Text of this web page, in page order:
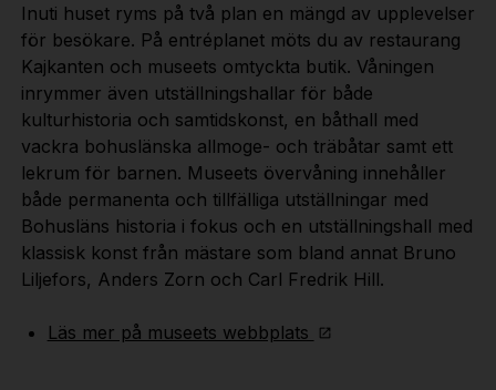
Inuti huset ryms på två plan en mängd av upplevelser
för besökare. På entréplanet möts du av restaurang
Kajkanten och museets omtyckta butik. Våningen
inrymmer även utställningshallar för både
kulturhistoria och samtidskonst, en båthall med
vackra bohuslänska allmoge- och träbåtar samt ett
lekrum för barnen. Museets övervåning innehåller
både permanenta och tillfälliga utställningar med
Bohusläns historia i fokus och en utställningshall med
klassisk konst från mästare som bland annat Bruno
Liljefors, Anders Zorn och Carl Fredrik Hill.
Läs mer på museets webbplats